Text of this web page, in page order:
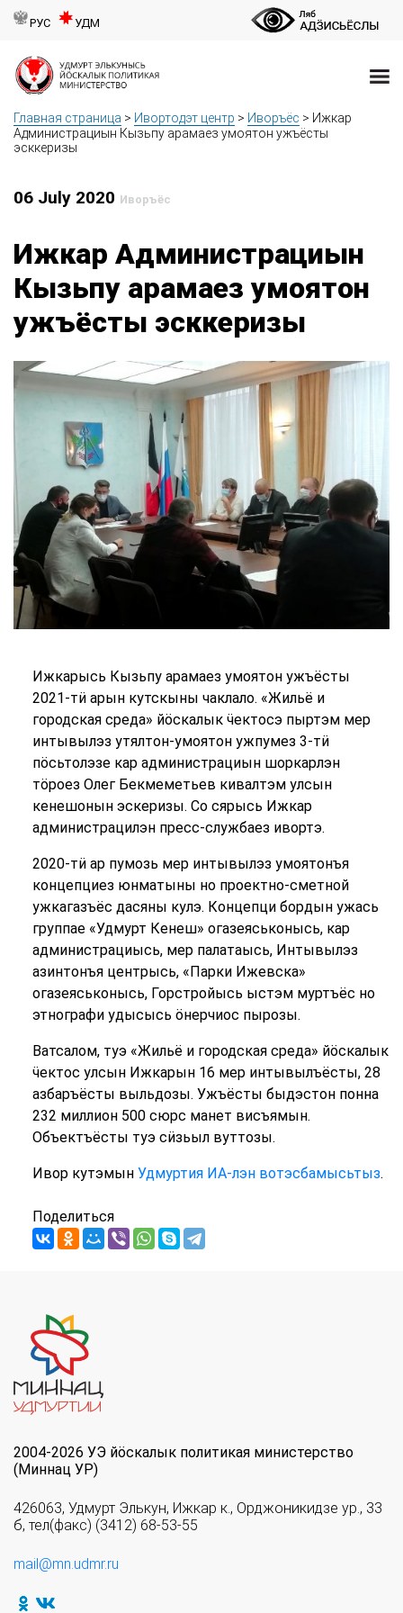
РУС УДМ
Главная страница > Ивортодэт центр > Иворъёс > Ижкар
Администрациын Кызьпу арамаез умоятон ужъёсты
эсккеризы
06 July 2020 Иворъёс
Ижкар Администрациын
Кызьпу арамаез умоятон
ужъёсты эсккеризы
Ижкарысь Кызьпу арамаез умоятон ужъёсты
2021-тӥ арын кутскыны чаклало. «Жильё и
городская среда» йӧскалык ӵектосэ пыртэм мер
интывылэз утялтон-умоятон ужпумез 3-тӥ
пӧсьтолэзе кар администрациын шоркарлэн
тӧроез Олег Бекмеметьев кивалтэм улсын
кенешонын эскеризы. Со сярысь Ижкар
администрацилэн пресс-службаез ивортэ.
2020-тӥ ар пумозь мер интывылэз умоятонъя
концепциез юнматыны но проектно-сметной
ужкагазъёс дасяны кулэ. Концепци бордын ужась
группае «Удмурт Кенеш» огазеяськонысь, кар
администрациысь, мер палатаысь, Интывылэз
азинтонъя центрысь, «Парки Ижевска»
огазеяськонысь, Горстройысь ыстэм муртъёс но
этнографи удысысь ӧнерчиос пырозы.
Ватсалом, туэ «Жильё и городская среда» йӧскалык
ӵектос улсын Ижкарын 16 мер интывылъёсты, 28
азбаръёсты выльдозы. Ужъёсты быдэстон понна
232 миллион 500 сюрс манет висъямын.
Объектъёсты туэ сӥзьыл вуттозы.
Ивор кутэмын Удмуртия ИА-лэн вотэсбамысьтыз.
Поделиться
2004-2026 УЭ йöскалык политикая министерство
(Миннац УР)
426063, Удмурт Элькун, Ижкар к., Орджоникидзе ур., 33
б, тел(факс) (3412) 68-53-55
mail@mn.udmr.ru